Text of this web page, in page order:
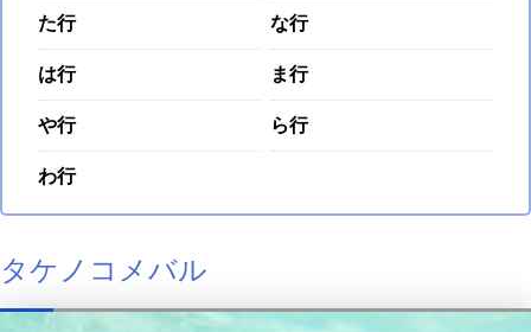
た行 な行
は行 ま行
や行 ら行
わ行
タケノコメバル